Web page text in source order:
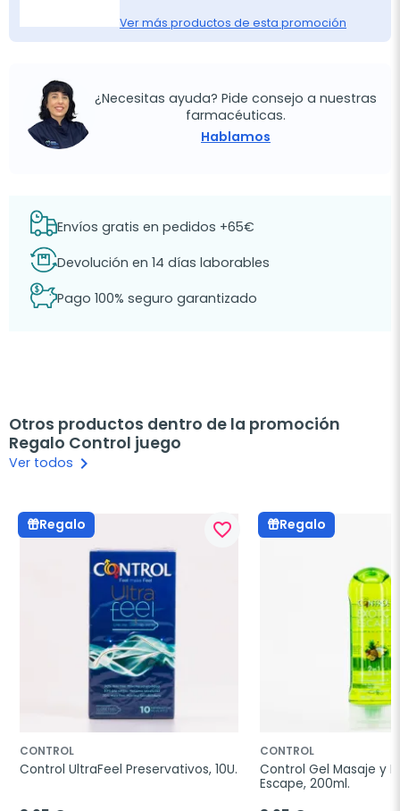
Ver más productos de esta promoción
¿Necesitas ayuda? Pide consejo a nuestras
farmacéuticas.
Hablamos
Envíos gratis en pedidos +65€
Devolución en 14 días laborables
Pago 100% seguro garantizado
Otros productos dentro de la promoción
Regalo Control juego
Ver todos keyboard_arrow_right
Regalo favorite_border
CONTROL
Control UltraFeel Preservativos, 10U.
Regalo
CONTROL
Control Gel Masaje y
Escape, 200ml.